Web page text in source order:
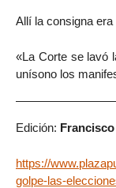
Allí la consigna
«La Corte se lavó
unísono los
Edición:
https://
golpe-las-